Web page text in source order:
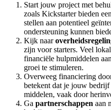
Start jouw project met
zoals Kickstarter bieden
stellen aan potentieel
ondersteuning kunnen
Kijk naar
zijn voor starters. Veel
financiële hulpmiddelen
groei te stimuleren.
Overweeg financiering
betekent dat je jouw
middelen, vaak door
Ga partnerschappen aan